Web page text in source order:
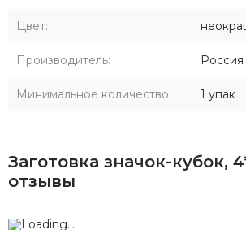
Цвет:
Производитель: Россия
Минимальное количество: 1 упак
Заготовка значок-кубок,
отзывы